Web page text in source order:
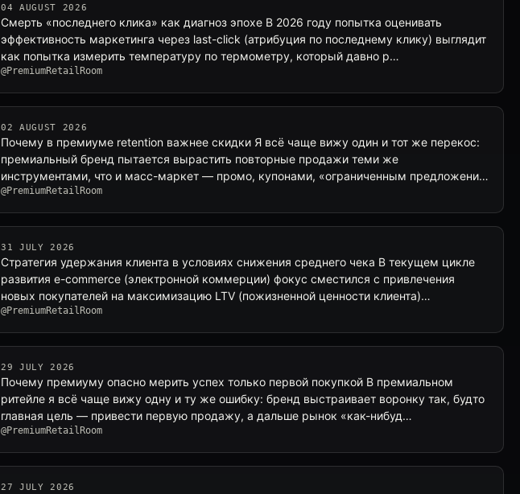
04 AUGUST 2026
Смерть «последнего клика» как диагноз эпохе В 2026 году попытка оценивать
эффективность маркетинга через last-click (атрибуция по последнему клику) выглядит
как попытка измерить температуру по термометру, который давно р…
@PremiumRetailRoom
02 AUGUST 2026
Почему в премиуме retention важнее скидки Я всё чаще вижу один и тот же перекос:
премиальный бренд пытается вырастить повторные продажи теми же
инструментами, что и масс-маркет — промо, купонами, «ограниченным предложени…
@PremiumRetailRoom
31 JULY 2026
Стратегия удержания клиента в условиях снижения среднего чека В текущем цикле
развития e-commerce (электронной коммерции) фокус сместился с привлечения
новых покупателей на максимизацию LTV (пожизненной ценности клиента)…
@PremiumRetailRoom
29 JULY 2026
Почему премиуму опасно мерить успех только первой покупкой В премиальном
ритейле я всё чаще вижу одну и ту же ошибку: бренд выстраивает воронку так, будто
главная цель — привести первую продажу, а дальше рынок «как-нибуд…
@PremiumRetailRoom
27 JULY 2026